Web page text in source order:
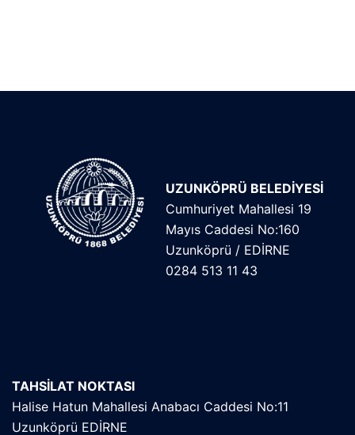
UZUNKÖPRÜ BELEDİYESİ
Cumhuriyet Mahallesi 19
Mayıs Caddesi No:160
Uzunköprü / EDİRNE
0284 513 11 43
TAHSİLAT NOKTASI
Halise Hatun Mahallesi Anabacı Caddesi No:11
Uzunköprü EDİRNE